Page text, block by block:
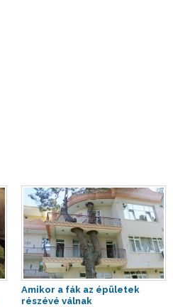
Amikor a fák az épületek
részévé válnak